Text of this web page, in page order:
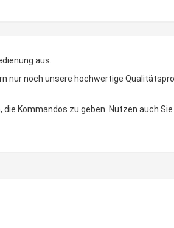
aus.
nur noch unsere hochwertige
Kommandos zu geben. Nutzen auch